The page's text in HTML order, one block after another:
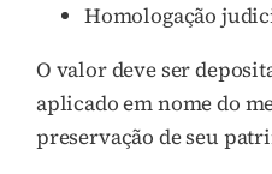
Homologação
O valor deve ser
aplicado em nome do
preservação de seu